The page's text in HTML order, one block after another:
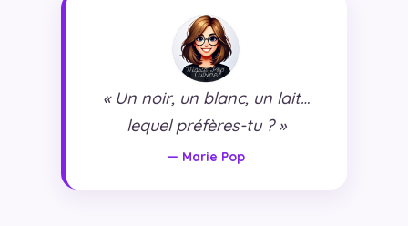
« Un noir, un blanc, un lait…
lequel préfères-tu ? »
— Marie Pop